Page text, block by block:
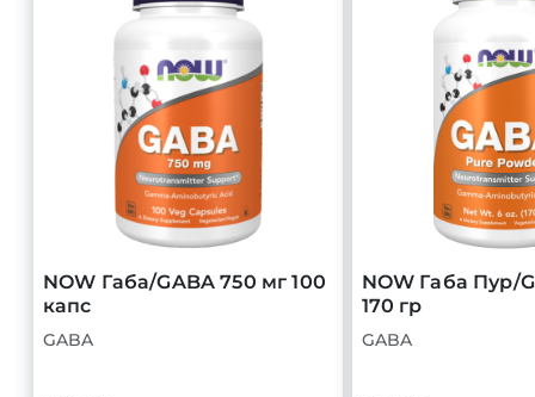
NOW Габа/GABA 750 мг 100
капс
GABA
NOW Габа Пур/
170 гр
GABA